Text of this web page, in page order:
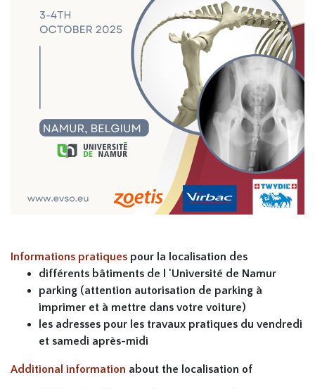
Informations pratiques pour la localisation des
différents bâtiments de l 'Université de Namur
parking (attention autorisation de parking à
imprimer et à mettre dans votre voiture)
les adresses pour les travaux pratiques du vendredi
et samedi après-midi
Additional information about the localisation of